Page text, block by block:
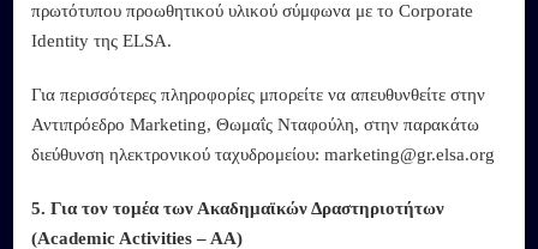
πρωτότυπου προωθητικού υλικού σύμφωνα με το Corporate
Identity της ELSA.
Για περισσότερες πληροφορίες μπορείτε να απευθυνθείτε στην
Αντιπρόεδρο Marketing, Θωμαΐς Νταφούλη, στην παρακάτω
διεύθυνση ηλεκτρονικού ταχυδρομείου: marketing@gr.elsa.org
5. Για τον τομέα των Ακαδημαϊκών Δραστηριοτήτων
(Academic Activities – AA)